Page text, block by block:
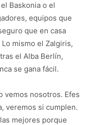
Baskonia o el
equipos que
que en casa
mismo el Zalgiris,
el Alba Berlín,
se gana fácil.
vemos nosotros. Efes
veremos si cumplen.
mejores porque